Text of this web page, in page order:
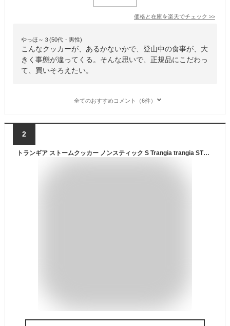
価格と在庫を楽天でチェック >>
やっほ～３(50代・男性)
こんなクッカーが、あるかないかで、登山中の食事が、大
きく事態が違ってくる。そんな思いで、正規品にこだわっ
て、買いそろえたい。
全てのおすすめコメント（6件）
2
トランギア ストームクッカー ノンスティック S Trangia trangia STORM COOKER Non-stick S TR-27-5UL 鍋 フライパン 調理器具 B25アルコールバーナー アルミ製 登山 ツーリング キャンプ アウトドア フェス 【正規品】